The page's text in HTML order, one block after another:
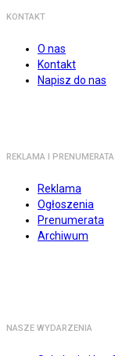
KONTAKT
O nas
Kontakt
Napisz do nas
REKLAMA I PRENUMERATA
Reklama
Ogłoszenia
Prenumerata
Archiwum
NASZE WYDARZENIA